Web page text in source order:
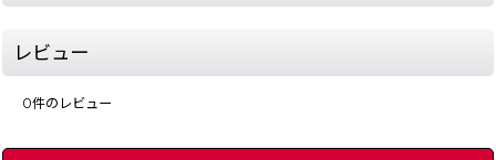
レビュー
0件のレビュー